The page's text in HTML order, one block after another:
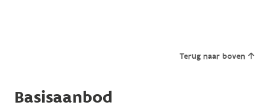
Terug naar boven
Basisaanbod